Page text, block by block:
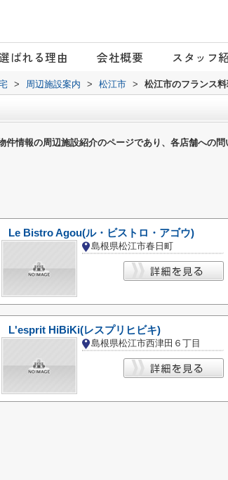
ばれる理由 会社概要 スタッフ
> 周辺施設案内 > 松江市 > 松江市のフランス
件情報の周辺施設紹介のページであり、各店舗への問
Le Bistro Agou(ル・ビストロ・アゴウ)
島根県松江市春日町
L'esprit HiBiKi(レスプリヒビキ)
島根県松江市西津田６丁目